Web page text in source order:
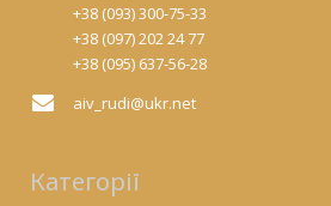
+38 (093) 300-75-33
+38 (097) 202 24 77
+38 (095) 637-56-28
aiv_rudi@ukr.net
Категорії